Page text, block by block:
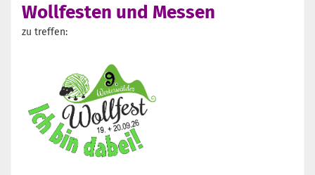
Wollfesten und Messen
zu treffen: